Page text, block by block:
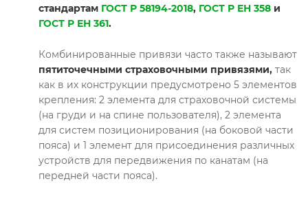
стандартам ГОСТ Р 58194-2018, ГОСТ Р ЕН 358 и
ГОСТ Р ЕН 361.
Комбинированные привязи часто также называют
пятиточечными страховочными привязями, так
как в их конструкции предусмотрено 5 элементов
крепления: 2 элемента для страховочной системы
(на груди и на спине пользователя), 2 элемента
для систем позиционирования (на боковой части
пояса) и 1 элемент для присоединения различных
устройств для передвижения по канатам (на
передней части пояса).